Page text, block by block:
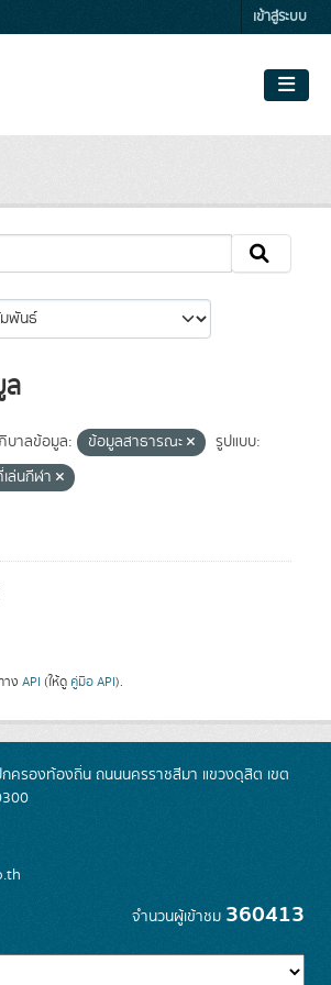
เข้าสู่ระบบ
ล
บาลข้อมูล: ข้อมูลสาธารณะ
รูปแบบ:
ล่นกีฬา
ง API (ให้ดู คู่มือ API).
กครองท้องถิ่น ถนนนครราชสีมา แขวงดุสิต เขต
จำนวนผู้เข้าชม 360413